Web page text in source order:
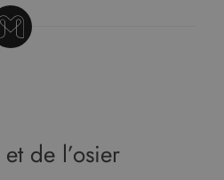
de l’osier